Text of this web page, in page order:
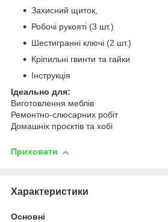
Захисний щиток,
Робочі рукояті (3 шт.)
Шестигранні ключі (2 шт.)
Кріпильні гвинти та гайки
Інструкція
Ідеально для:
Виготовлення меблів
Ремонтно-слюсарних робіт
Домашніх проєктів та хобі
Приховати
Характеристики
Основні